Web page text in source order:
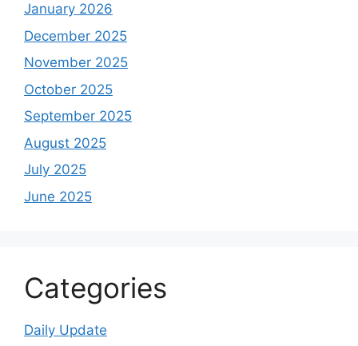
January 2026
December 2025
November 2025
October 2025
September 2025
August 2025
July 2025
June 2025
Categories
Daily Update